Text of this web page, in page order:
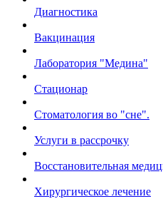
Диагностика
Вакцинация
Лаборатория "Медина"
Стационар
Стоматология во "сне".
Услуги в рассрочку
Восстановительная
Хирургическое лечение